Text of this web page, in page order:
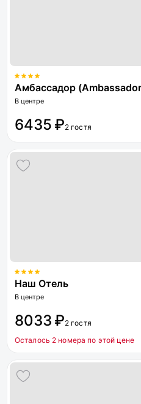
Амбассадор
В центре
6435 ₽2 гостя
Наш Отель
В центре
8033 ₽2 гостя
Осталось 2 номера по этой цене